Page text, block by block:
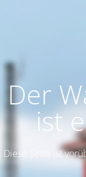
Der
ist
Diese Seite ist